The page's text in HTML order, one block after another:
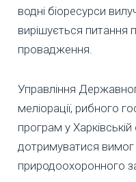
водні біоресурси
вирішується питання
провадження.
Управління
меліорації, рибного
програм у
дотримуватися вимог
природоохоронного